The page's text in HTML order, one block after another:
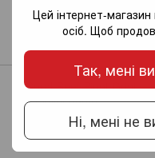
Цей інтернет-магазин
осіб. Щоб
Так, мені
Ні, мені не
Вино.Coral Reef.Sauvignon
Blanc 0,75 біле сухе